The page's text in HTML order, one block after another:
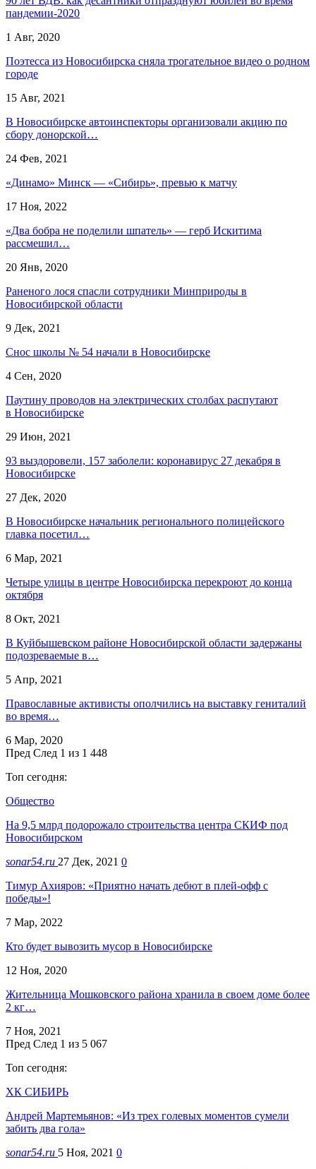
пандемии-2020
1 Авг, 2020
Поэтесса из Новосибирска сняла трогательное видео о родном
городе
15 Авг, 2021
В Новосибирске автоинспекторы организовали акцию по
сбору донорской…
24 Фев, 2021
«Динамо» Минск — «Сибирь», превью к матчу
17 Ноя, 2022
«Два бобра не поделили шпатель» — герб Искитима
рассмешил…
20 Янв, 2020
Раненого лося спасли сотрудники Минприроды в
Новосибирской области
9 Дек, 2021
Снос школы № 54 начали в Новосибирске
4 Сен, 2020
Паутину проводов на электрических столбах распутают
в Новосибирске
29 Июн, 2021
93 выздоровели, 157 заболели: коронавирус 27 декабря в
Новосибирске
27 Дек, 2020
В Новосибирске начальник регионального полицейского
главка посетил…
6 Мар, 2021
Четыре улицы в центре Новосибирска перекроют до конца
октября
8 Окт, 2021
В Куйбышевском районе Новосибирской области задержаны
подозреваемые в…
5 Апр, 2021
Православные активисты ополчились на выставку гениталий
во время…
6 Мар, 2020
Пред След 1 из 1 448
Топ сегодня:
Общество
На 9,5 млрд подорожало строительства центра СКИФ под
Новосибирском
sonar54.ru 27 Дек, 2021 0
Тимур Ахияров: «Приятно начать дебют в плей-офф с
победы»!
7 Мар, 2022
Кто будет вывозить мусор в Новосибирске
12 Ноя, 2020
Жительница Мошковского района хранила в своем доме более
2 кг…
7 Ноя, 2021
Пред След 1 из 5 067
Топ сегодня:
ХК СИБИРЬ
Андрей Мартемьянов: «Из трех голевых моментов сумели
забить два гола»
sonar54.ru 5 Ноя, 2021 0